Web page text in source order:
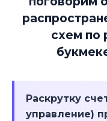
схем по
Раскрутку
управление)